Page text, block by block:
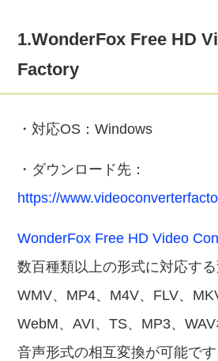
1.WonderFox Free HD
Factory
・対応OS：Windows
・ダウンロード先：
https://
WonderFox Free HD Video
数百種類以上の形式に対応する
WMV、MP4、M4V、FLV、
WebM、AVI、TS、MP3、
音声形式の相互変換が可能です